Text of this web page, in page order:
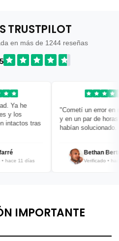
TRUSTPILOT
en más de 1244 reseñas
he
los
tras
11 días
"Cometí un error en mi
y en un par de horas ya
habían solucionado.
Bethan Bertrand
Verificado • hace 12
IMPORTANTE